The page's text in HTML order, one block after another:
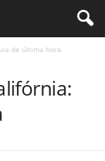
de última hora